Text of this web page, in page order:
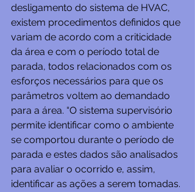
desligamento do sistema de HVAC,
existem procedimentos definidos que
variam de acordo com a criticidade
da área e com o período total de
parada, todos relacionados com os
esforços necessários para que os
parâmetros voltem ao demandado
para a área. “O sistema supervisório
permite identificar como o ambiente
se comportou durante o período de
parada e estes dados são analisados
para avaliar o ocorrido e, assim,
identificar as ações a serem tomadas.